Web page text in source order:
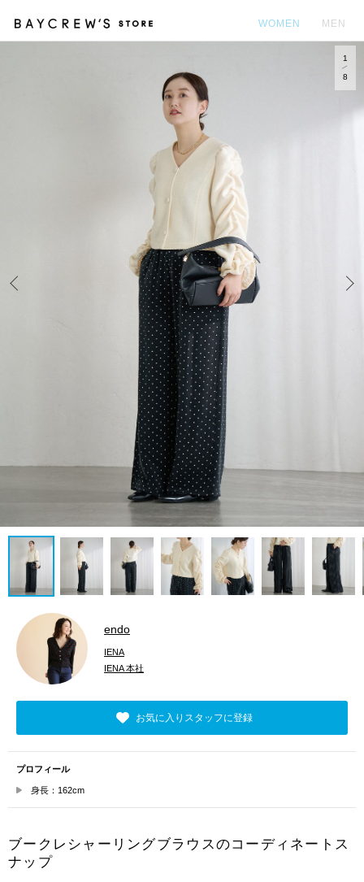
WOMEN MEN
1
8
endo
IENA
IENA 本社
お気に入りスタッフに登録
プロフィール
身長：162cm
ブークレシャーリングブラウスのコーディネートス
ナップ